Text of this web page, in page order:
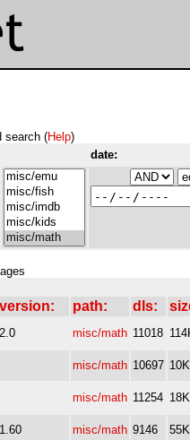
search (Help)
date:
version: path: dls:
2.0 misc/math 11018
misc/math 10697 10K
misc/math 11254 18K
1.60 misc/math 9146 55K